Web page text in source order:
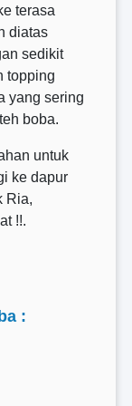
terasa
diatas
sedikit
topping
yang sering
boba.
untuk
ke dapur
Ria,
!!.
: